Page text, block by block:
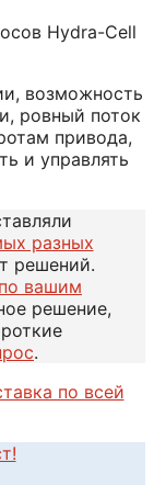
Hydra-Cell
возможность
ровный поток
привода,
и управлять
разных
решений.
вашим
решение,
.
по всей